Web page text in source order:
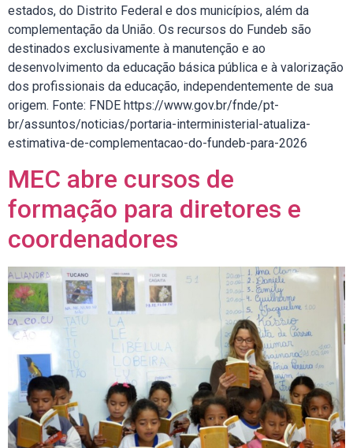
estados, do Distrito Federal e dos municípios, além da
complementação da União. Os recursos do Fundeb são
destinados exclusivamente à manutenção e ao
desenvolvimento da educação básica pública e à valorização
dos profissionais da educação, independentemente de sua
origem. Fonte: FNDE https://www.gov.br/fnde/pt-
br/assuntos/noticias/portaria-interministerial-atualiza-
estimativa-de-complementacao-do-fundeb-para-2026
MEC abre cursos de
formação para diretores e
coordenadores